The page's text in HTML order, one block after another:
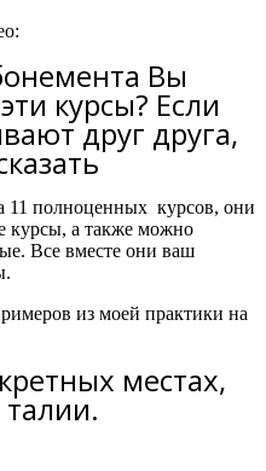
Вы
курсы? Если
друг друга,
11 полноценных курсов, они
курсы, а также можно
Все вместе они ваш
из моей практики на
местах,